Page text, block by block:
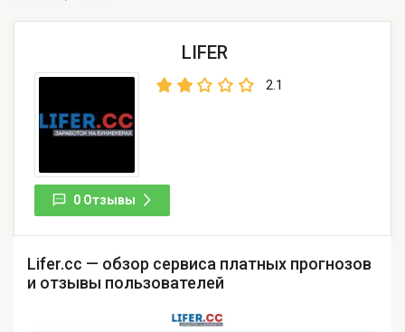
LIFER
2.1
0 Отзывы
Lifer.cc — обзор сервиса платных прогнозов
и отзывы пользователей